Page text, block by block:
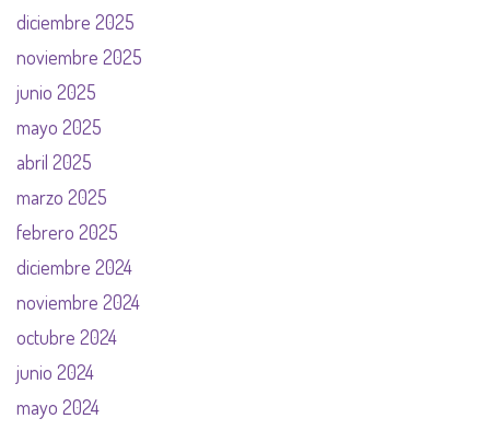
diciembre 2025
noviembre 2025
junio 2025
mayo 2025
abril 2025
marzo 2025
febrero 2025
diciembre 2024
noviembre 2024
octubre 2024
junio 2024
mayo 2024